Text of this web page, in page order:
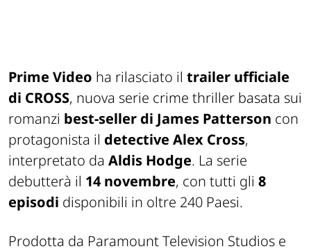
Prime Video ha rilasciato il trailer ufficiale
di CROSS, nuova serie crime thriller basata sui
romanzi best-seller di James Patterson con
protagonista il detective Alex Cross,
interpretato da Aldis Hodge. La serie
debutterà il 14 novembre, con tutti gli 8
episodi disponibili in oltre 240 Paesi.
Prodotta da Paramount Television Studios e